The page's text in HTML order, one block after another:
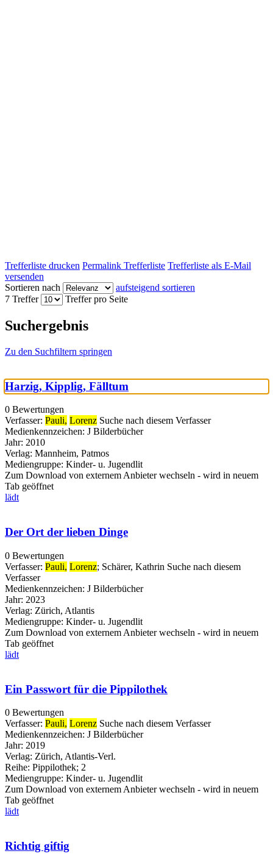
Trefferliste drucken Permalink Trefferliste Trefferliste als E-Mail
versenden
Sortieren nach
aufsteigend sortieren
7 Treffer
Treffer pro Seite
Suchergebnis
Zu den Suchfiltern springen
Harzig, Kipplig, Fälltum
0 Bewertungen
Verfasser: Pauli, Lorenz Suche nach diesem Verfasser
Medienkennzeichen: J Bilderbücher
Jahr: 2010
Verlag: Mannheim, Patmos
Mediengruppe: Kinder- u. Jugendlit
Zum Download von externem Anbieter wechseln - wird in neuem
Tab geöffnet
lädt
Der Ort der lieben Dinge
0 Bewertungen
Verfasser: Pauli, Lorenz; Schärer, Kathrin Suche nach diesem
Verfasser
Medienkennzeichen: J Bilderbücher
Jahr: 2023
Verlag: Zürich, Atlantis
Mediengruppe: Kinder- u. Jugendlit
Zum Download von externem Anbieter wechseln - wird in neuem
Tab geöffnet
lädt
Ein Passwort für die Pippilothek
0 Bewertungen
Verfasser: Pauli, Lorenz Suche nach diesem Verfasser
Medienkennzeichen: J Bilderbücher
Jahr: 2019
Verlag: Zürich, Atlantis-Verl.
Reihe: Pippilothek; 2
Mediengruppe: Kinder- u. Jugendlit
Zum Download von externem Anbieter wechseln - wird in neuem
Tab geöffnet
lädt
Richtig giftig